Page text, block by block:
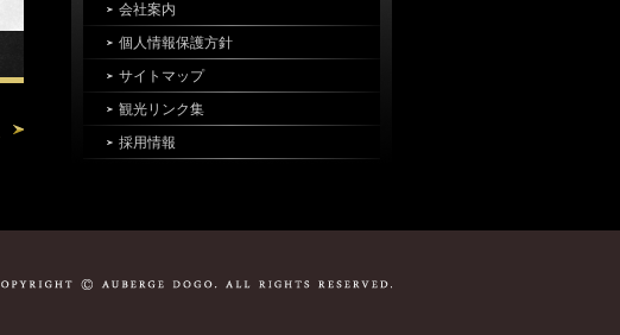
会社案内
個人情報保護方針
サイトマップ
観光リンク集
採用情報